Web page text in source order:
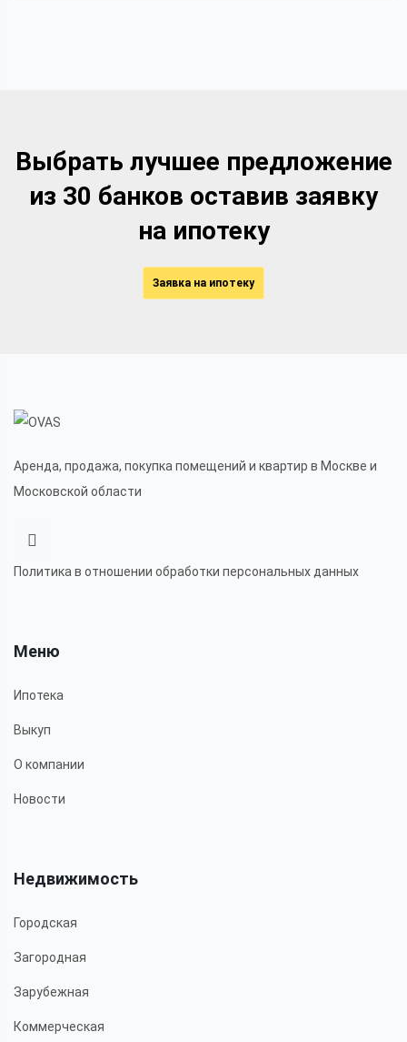
Выбрать лучшее предложение
из 30 банков оставив заявку
на ипотеку
Заявка на ипотеку
Аренда, продажа, покупка помещений и квартир в Москве и
Московской области
Политика в отношении обработки персональных данных
Меню
Ипотека
Выкуп
О компании
Новости
Недвижимость
Городская
Загородная
Зарубежная
Коммерческая